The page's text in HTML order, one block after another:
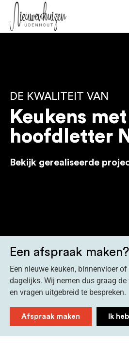
DE KWALITEIT VAN
Keukens
hoofdletter N
Bekijk gerealiseerde
Een afspraak maken?
Een nieuwe keuken, binnenvloer
dagelijks. Wij nemen dus graag
en vragen uitgebreid te bespreken.
Afspraak maken Ik